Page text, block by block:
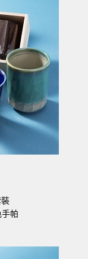
帕